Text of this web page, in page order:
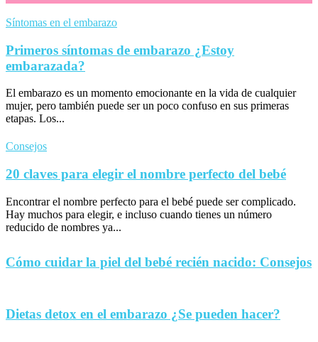
Síntomas en el embarazo
Primeros síntomas de embarazo ¿Estoy
embarazada?
El embarazo es un momento emocionante en la vida de cualquier
mujer, pero también puede ser un poco confuso en sus primeras
etapas. Los...
Consejos
20 claves para elegir el nombre perfecto del bebé
Encontrar el nombre perfecto para el bebé puede ser complicado.
Hay muchos para elegir, e incluso cuando tienes un número
reducido de nombres ya...
Cómo cuidar la piel del bebé recién nacido: Consejos
Dietas detox en el embarazo ¿Se pueden hacer?